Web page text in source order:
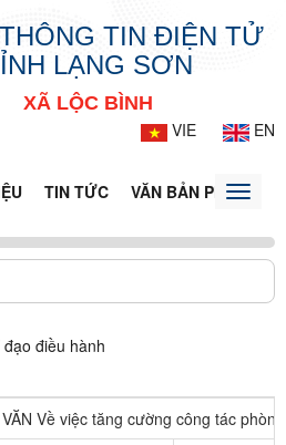
TIN ĐIỆN TỬ
LẠNG SƠN
XÃ LỘC BÌNH
VIE
EN
TIN TỨC VĂN BẢN PHÁPToggle
điều hành
Về việc tăng cường công tác